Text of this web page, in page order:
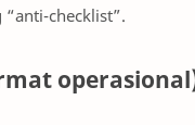
checklist”.